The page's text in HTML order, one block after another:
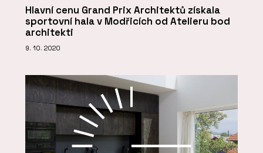
Hlavní cenu Grand Prix Architektů získala
sportovní hala v Modřicích od Atelieru bod
architekti
9. 10. 2020